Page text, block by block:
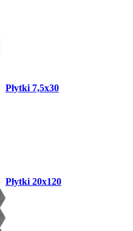
Płytki 7,5x30
Płytki 20x120